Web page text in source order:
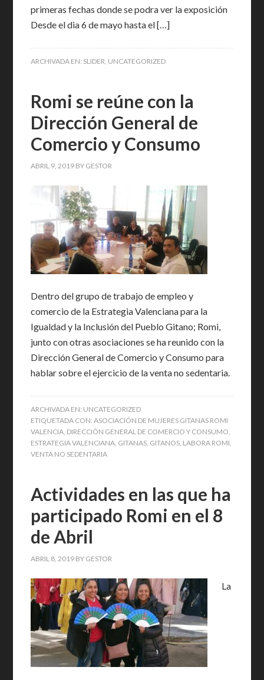
primeras fechas donde se podra ver la exposición
Desde el dia 6 de mayo hasta el […]
ARCHIVADA EN: SLIDER, UNCATEGORIZED
Romi se reúne con la
Dirección General de
Comercio y Consumo
ABRIL 9, 2019 BY GESTOR
Dentro del grupo de trabajo de empleo y
comercio de la Estrategia Valenciana para la
Igualdad y la Inclusión del Pueblo Gitano; Romi,
junto con otras asociaciones se ha reunido con la
Dirección General de Comercio y Consumo para
hablar sobre el ejercicio de la venta no sedentaria.
ARCHIVADA EN: UNCATEGORIZED
ETIQUETADA CON:ASOCIACIÓN DE MUJERES GITANAS ROMI
VALENCIA, DIRECCIÓN GENERAL DE COMERCIO Y CONSUMO,
ESTRATEGIA VALENCIANA, GITANAS, GITANOS, LABORA ROMI,
VENTA NO SEDENTARIA
Actividades en las que ha
participado Romi en el 8
de Abril
ABRIL 8, 2019 BY GESTOR
La